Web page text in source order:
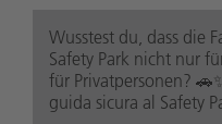
Wusstest du, dass die
Safety Park nicht nur
für Privatpersonen?
guida sicura al Safety